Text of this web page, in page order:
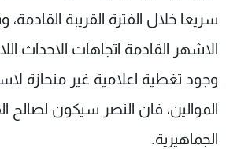
سريعا خلال الفترة القريبة
الاشهر القادمة اتجاهات الاحداث
وجود تغطية اعلامية غير منحازة
الموالين، فان النصر سيكون لصالح
الجماهيرية.